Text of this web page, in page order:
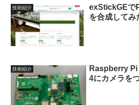
技術紹介
exStickGEで
を合成してみ
技術紹介
Raspberry
4にカメラを